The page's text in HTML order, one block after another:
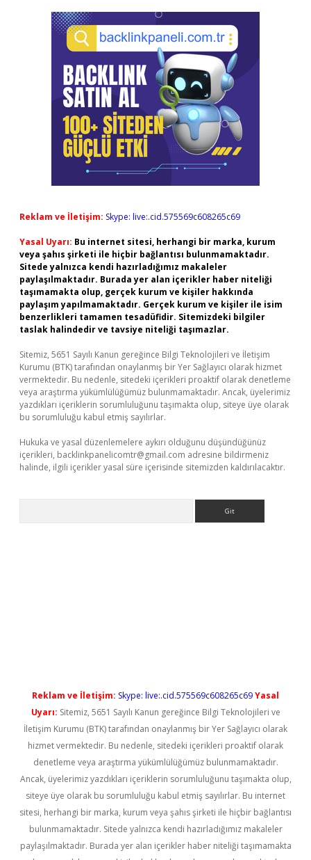
Reklam ve İletişim: Skype: live:.cid.575569c608265c69
Yasal Uyarı: Bu internet sitesi, herhangi bir marka, kurum
veya şahıs şirketi ile hiçbir bağlantısı bulunmamaktadır.
Sitede yalnızca kendi hazırladığımız makaleler
paylaşılmaktadır. Burada yer alan içerikler haber niteliği
taşımamakta olup, gerçek kurum ve kişiler hakkında
paylaşım yapılmamaktadır. Gerçek kurum ve kişiler ile isim
benzerlikleri tamamen tesadüfidir. Sitemizdeki bilgiler
taslak halindedir ve tavsiye niteliği taşımazlar.
Sitemiz, 5651 Sayılı Kanun gereğince Bilgi Teknolojileri ve İletişim
Kurumu (BTK) tarafından onaylanmış bir Yer Sağlayıcı olarak hizmet
vermektedir. Bu nedenle, sitedeki içerikleri proaktif olarak denetleme
veya araştırma yükümlülüğümüz bulunmamaktadır. Ancak, üyelerimiz
yazdıkları içeriklerin sorumluluğunu taşımakta olup, siteye üye olarak
bu sorumluluğu kabul etmiş sayılırlar.
Hukuka ve yasal düzenlemelere aykırı olduğunu düşündüğünüz
içerikleri, backlinkpanelicomtr@gmail.com adresine bildirmeniz
halinde, ilgili içerikler yasal süre içerisinde sitemizden kaldırılacaktır.
Reklam ve İletişim: Skype: live:.cid.575569c608265c69Yasal
Uyarı: Sitemiz, 5651 Sayılı Kanun gereğince Bilgi Teknolojileri ve
İletişim Kurumu (BTK) tarafından onaylanmış bir Yer Sağlayıcı olarak
hizmet vermektedir. Bu nedenle, sitedeki içerikleri proaktif olarak
denetleme veya araştırma yükümlülüğümüz bulunmamaktadır.
Ancak, üyelerimiz yazdıkları içeriklerin sorumluluğunu taşımakta olup,
siteye üye olarak bu sorumluluğu kabul etmiş sayılırlar. Bu internet
sitesi, herhangi bir marka, kurum veya şahıs şirketi ile hiçbir bağlantısı
bulunmamaktadır. Sitede yalnızca kendi hazırladığımız makaleler
paylaşılmaktadır. Burada yer alan içerikler haber niteliği taşımamakta